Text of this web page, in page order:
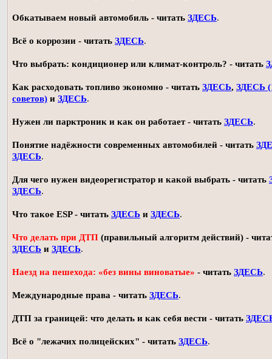
Обкатываем новый автомобиль - читать ЗДЕСЬ.
Всё о коррозии - читать ЗДЕСЬ.
Что выбрать: кондиционер или климат-контроль? - читать
Как расходовать топливо экономно - читать ЗДЕСЬ, ЗДЕСЬ
советов) и ЗДЕСЬ.
Нужен ли парктроник и как он работает - читать ЗДЕСЬ.
Понятие надёжности современных автомобилей - читать
ЗДЕСЬ.
Для чего нужен видеорегистратор и какой выбрать - читать
ЗДЕСЬ.
Что такое ESP - читать ЗДЕСЬ и ЗДЕСЬ.
Что делать при ДТП (правильный алгоритм действий) -
ЗДЕСЬ и ЗДЕСЬ.
Наезд на пешехода: «без вины виноватые» - читать ЗДЕСЬ.
Международные права - читать ЗДЕСЬ.
ДТП за границей: что делать и как себя вести - читать
Всё о "лежачих полицейских" - читать ЗДЕСЬ.